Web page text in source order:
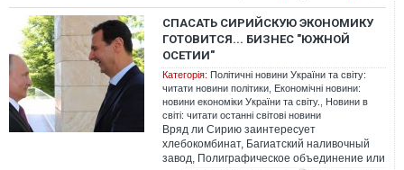
СПАСАТЬ СИРИЙСКУЮ ЭКОНОМИКУ
ГОТОВИТСЯ... БИЗНЕС "ЮЖНОЙ
ОСЕТИИ"
Категорія: Політичні новини України та світу:
читати новини політики Економічні новини:
новини економіки України та світу.
Новини в
світі: читати останні світові новини
Вряд ли Сирию заинтересует
хлебокомбинат, Багиатский наливочный
завод, Полиграфическое объединение или